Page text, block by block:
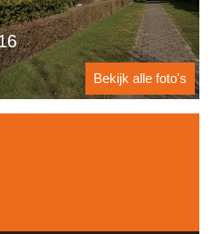
Bekijk alle foto's